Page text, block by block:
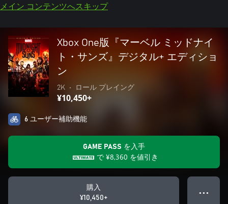
メイン コンテンツへスキップ
Xbox One版『マーベル ミッドナイ
ト・サンズ』デジタル+ エディショ
ン
2K • ロール プレイング
¥10,450+
6 ユーザー補助機能
GAME PASS を入手
で ¥8,360 を値引き
購入
¥10,450+
● ● ●